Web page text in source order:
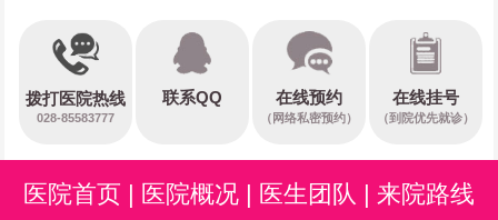
拨打医院热线
028-85583777
联系QQ 在线预约
（网络私密预约）
在线挂号
（到院优先就诊）
医院首页 | 医院概况 | 医生团队 | 来院路线